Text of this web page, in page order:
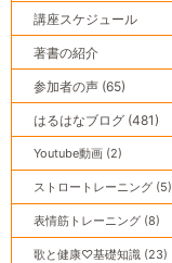
講座スケジュール
著書の紹介
参加者の声 (65)
はるはなブログ (481)
Youtube動画 (2)
ストロートレーニング (5)
表情筋トレーニング (8)
歌と健康♡基礎知識 (23)